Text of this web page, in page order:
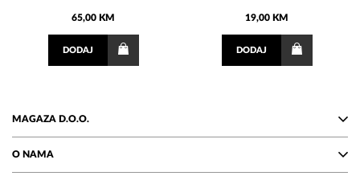
65,00 KM
DODAJ
19,00 KM
DODAJ
MAGAZA D.O.O.
O NAMA